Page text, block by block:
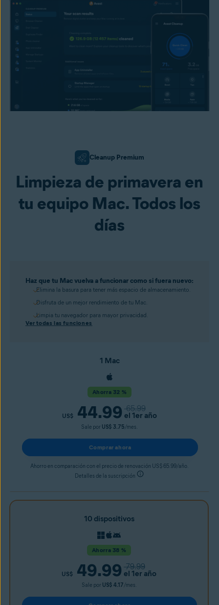
Cleanup Premium
Limpieza de primavera en
tu equipo Mac. Todos los
días
Haz que tu Mac vuelva a funcionar como si fuera nuevo:
Elimina la basura para tener más espacio de almacenamiento.
Disfruta de un mejor rendimiento de tu Mac.
Limpia tu navegador para mayor privacidad.
Ver todas las funciones
1 Mac
Ahorra 32 %
US$ 44.99 65.99
el 1er año
Sale por US$ 3.75/mes.
Comprar ahora
Ahorro en comparación con el precio de renovación US$ 65.99/año.
Detalles de la suscripción
10 dispositivos
Ahorra 38 %
US$ 49.99 79.99
el 1er año
Sale por US$ 4.17/mes.